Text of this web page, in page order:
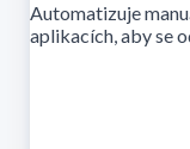
Automatizuje
aplikacích, aby se